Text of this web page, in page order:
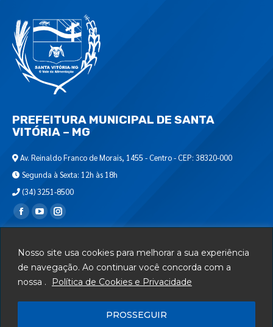
Nosso site usa cookies para melhorar a sua experiência
de navegação. Ao continuar você concorda com a
nossa .
Política de Cookies e Privacidade
PROSSEGUIR
PREFEITURA MUNICIPAL DE SANTA
VITÓRIA – MG
Av. Reinaldo Franco de Morais, 1455 - Centro - CEP: 38320-000
Segunda à Sexta: 12h às 18h
(34) 3251-8500
Encontre-nos em:
Departamento de T.I.
Serviços
Telefones Úteis